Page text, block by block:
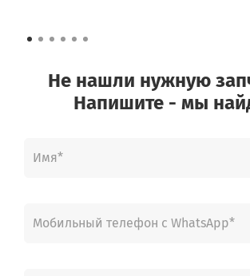
Не нашли нужную
Напишите - мы